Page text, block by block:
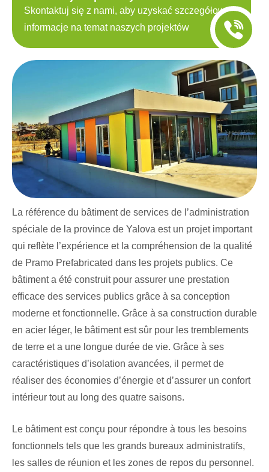
Skontaktuj się z nami, aby uzyskać szczegółowe
informacje na temat naszych projektów
La référence du bâtiment de services de l’administration
spéciale de la province de Yalova est un projet important
qui reflète l’expérience et la compréhension de la qualité
de Pramo Prefabricated dans les projets publics. Ce
bâtiment a été construit pour assurer une prestation
efficace des services publics grâce à sa conception
moderne et fonctionnelle. Grâce à sa construction durable
en acier léger, le bâtiment est sûr pour les tremblements
de terre et a une longue durée de vie. Grâce à ses
caractéristiques d’isolation avancées, il permet de
réaliser des économies d’énergie et d’assurer un confort
intérieur tout au long des quatre saisons.
Le bâtiment est conçu pour répondre à tous les besoins
fonctionnels tels que les grands bureaux administratifs,
les salles de réunion et les zones de repos du personnel.